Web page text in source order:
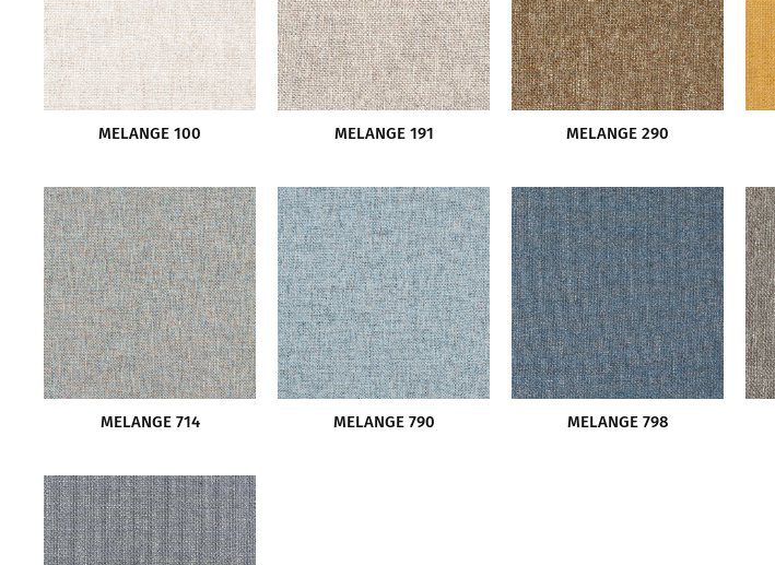
MELANGE 100 MELANGE 191 MELANGE 290
MELANGE 714 MELANGE 790 MELANGE 798